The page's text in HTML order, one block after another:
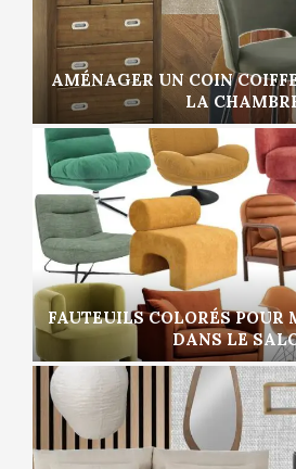
AMÉNAGER UN COIN
LA
FAUTEUILS COLORÉS POUR
DANS LE